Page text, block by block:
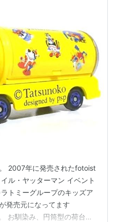
2007年に発売されたfotoist
ル・ヤッターマン イベント
トミーグループのキッズア
発売元になってます
お馴染み、円筒型の荷台を